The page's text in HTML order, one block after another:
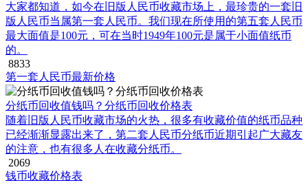
大家都知道，如今在旧版人民币收藏市场上，最珍贵的一套旧
版人民币当属第一套人民币。我们现在所使用的第五套人民币
最大面值是100元，可在当时1949年100元是属于小面值纸币
的。
8833
第一套人民币最新价格
分纸币回收值钱吗？分纸币回收价格表
随着旧版人民币收藏市场的火热，很多有收藏价值的纸币品种
已经渐渐显露出来了，第二套人民币分纸币近期引起广大藏友
的注意，也有很多人在收藏分纸币。
2069
钱币收藏价格表